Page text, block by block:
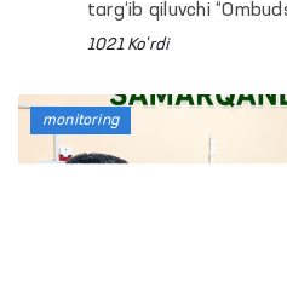
targ‘ib qiluvchi
1021 Ko'rdi
monitoring